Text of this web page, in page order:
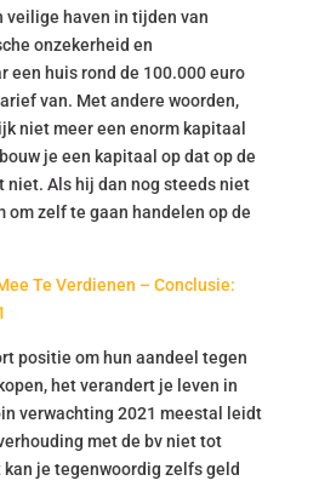
veilige haven in tijden van
onzekerheid en
een huis rond de 100.000 euro
van. Met andere woorden,
niet meer een enorm kapitaal
je een kapitaal op dat op de
niet. Als hij dan nog steeds niet
om zelf te gaan handelen op de
Te Verdienen – Conclusie:
positie om hun aandeel tegen
het verandert je leven in
verwachting 2021 meestal leidt
met de bv niet tot
je tegenwoordig zelfs geld